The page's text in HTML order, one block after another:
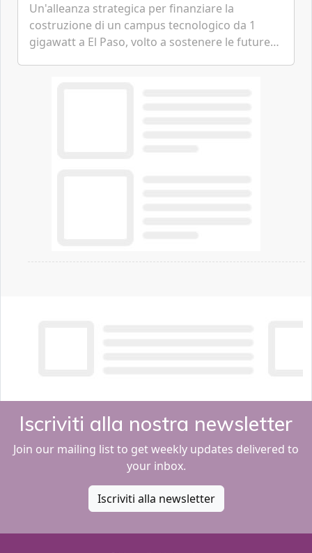
Un'alleanza strategica per finanziare la
costruzione di un campus tecnologico da 1
gigawatt a El Paso, volto a sostenere le future
Iscriviti alla nostra newsletter
Join our mailing list to get weekly updates delivered to
your inbox.
Iscriviti alla newsletter